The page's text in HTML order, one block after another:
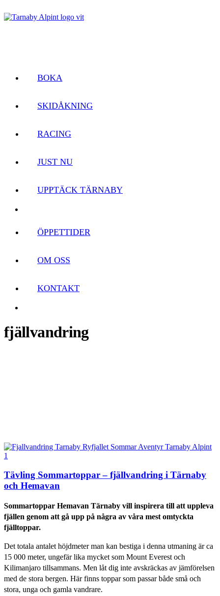
BOKA
SKIDÅKNING
RACING
JUST NU
UPPTÄCK TÄRNABY
ÖPPETTIDER
OM OSS
KONTAKT
fjällvandring
Tävling Sommartoppar – fjällvandring i Tärnaby
och Hemavan
Sommartoppar Hemavan Tärnaby vill inspirera till att uppleva
fjällen genom att gå upp på några av våra mest omtyckta
fjälltoppar.
Det totala antalet höjdmeter man kan bestiga i denna utmaning är ca
15 000 meter, ungefär lika mycket som Mount Everest och
Kilimanjaro tillsammans. Men låt dig inte avskräckas av jämförelsen
med de stora bergen. Här finns toppar som passar både små och
stora, unga och gamla vandrare.